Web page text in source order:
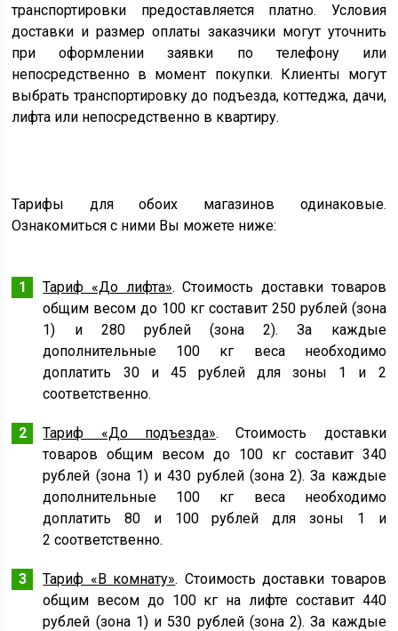
транспортировки предоставляется платно. Условия
доставки и размер оплаты заказчики могут уточнить
при оформлении заявки по телефону или
непосредственно в момент покупки. Клиенты могут
выбрать транспортировку до подъезда, коттеджа, дачи,
лифта или непосредственно в квартиру.
Тарифы для обоих магазинов одинаковые.
Ознакомиться с ними Вы можете ниже:
Тариф «До лифта». Стоимость доставки товаров
общим весом до 100 кг составит 250 рублей (зона
1) и 280 рублей (зона 2). За каждые
дополнительные 100 кг веса необходимо
доплатить 30 и 45 рублей для зоны 1 и 2
соответственно.
Тариф «До подъезда». Стоимость доставки
товаров общим весом до 100 кг составит 340
рублей (зона 1) и 430 рублей (зона 2). За каждые
дополнительные 100 кг веса необходимо
доплатить 80 и 100 рублей для зоны 1 и
2 соответственно.
Тариф «В комнату». Стоимость доставки товаров
общим весом до 100 кг на лифте составит 440
рублей (зона 1) и 530 рублей (зона 2). За каждые